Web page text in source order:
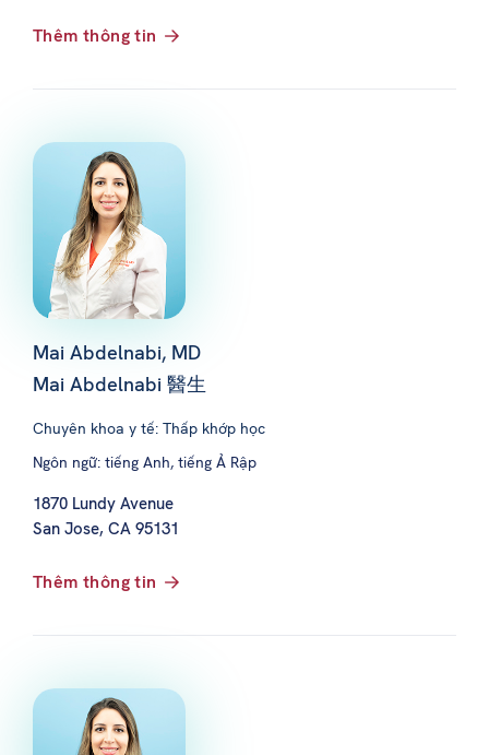
Thêm thông tin
Mai Abdelnabi, MD
Mai Abdelnabi 醫生
Chuyên khoa y tế: Thấp khớp học
Ngôn ngữ: tiếng Anh, tiếng Ả Rập
1870 Lundy Avenue
San Jose, CA 95131
Thêm thông tin